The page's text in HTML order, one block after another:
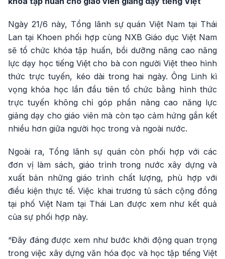
Ngày 21/6 này, Tổng lãnh sự quán Việt Nam tại Thái
Lan tại Khoen phối hợp cùng NXB Giáo dục Việt Nam
sẽ tổ chức khóa tập huấn, bồi dưỡng nâng cao năng
lực dạy học tiếng Việt cho bà con người Việt theo hình
thức trực tuyến, kéo dài trong hai ngày. Ông Linh kì
vọng khóa học lần đầu tiên tổ chức bằng hình thức
trực tuyến không chỉ góp phần nâng cao năng lực
giảng dạy cho giáo viên mà còn tạo cảm hứng gắn kết
nhiều hơn giữa người học trong và ngoài nước.
Ngoài ra, Tổng lãnh sự quán còn phối hợp với các
đơn vị làm sách, giáo trình trong nước xây dựng và
xuất bản những giáo trình chất lượng, phù hợp với
điều kiện thực tế. Việc khai trương tủ sách cộng đồng
tại phố Việt Nam tại Thái Lan được xem như kết quả
của sự phối hợp này.
“Đây đáng được xem như bước khởi động quan trọng
trong việc xây dựng văn hóa đọc và học tập tiếng Việt